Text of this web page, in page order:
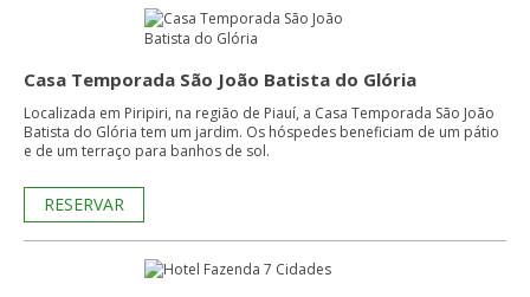
Casa Temporada São João Batista do Glória
Localizada em Piripiri, na região de Piauí, a Casa Temporada São João
Batista do Glória tem um jardim. Os hóspedes beneficiam de um pátio
e de um terraço para banhos de sol.
RESERVAR